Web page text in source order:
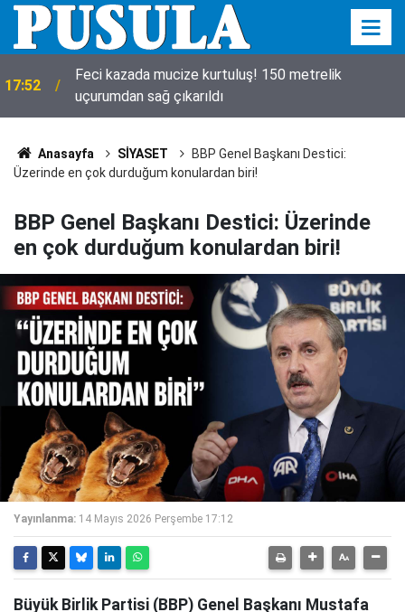
17:52
Feci kazada mucize kurtuluş! 150 metrelik
uçurumdan sağ çıkarıldı
Anasayfa SİYASET
BBP Genel Başkanı Destici:
Üzerinde en çok durduğum konulardan biri!
BBP Genel Başkanı Destici: Üzerinde
en çok durduğum konulardan biri!
Yayınlanma: 14 Mayıs 2026 Perşembe 17:12
Büyük Birlik Partisi (BBP) Genel Başkanı Mustafa